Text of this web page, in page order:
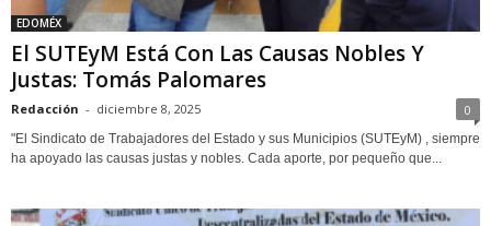
EDOMÉX
El SUTEyM Está Con Las Causas Nobles Y
Justas: Tomás Palomares
Redacción - diciembre 8, 2025 0
"El Sindicato de Trabajadores del Estado y sus Municipios (SUTEyM) , siempre
ha apoyado las causas justas y nobles. Cada aporte, por pequeño que...